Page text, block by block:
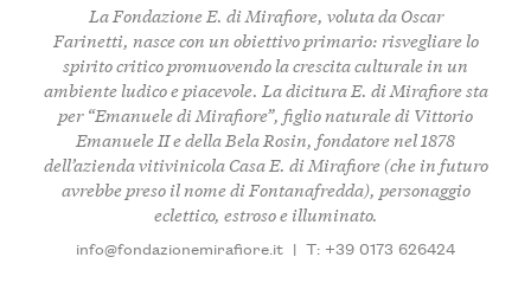
La Fondazione E. di Mirafiore, voluta da Oscar
Farinetti, nasce con un obiettivo primario: risvegliare lo
spirito critico promuovendo la crescita culturale in un
ambiente ludico e piacevole. La dicitura E. di Mirafiore sta
per “Emanuele di Mirafiore”, figlio naturale di Vittorio
Emanuele II e della Bela Rosin, fondatore nel 1878
dell’azienda vitivinicola Casa E. di Mirafiore (che in futuro
avrebbe preso il nome di Fontanafredda), personaggio
eclettico, estroso e illuminato.
info@fondazionemirafiore.it | T: +39 0173 626424